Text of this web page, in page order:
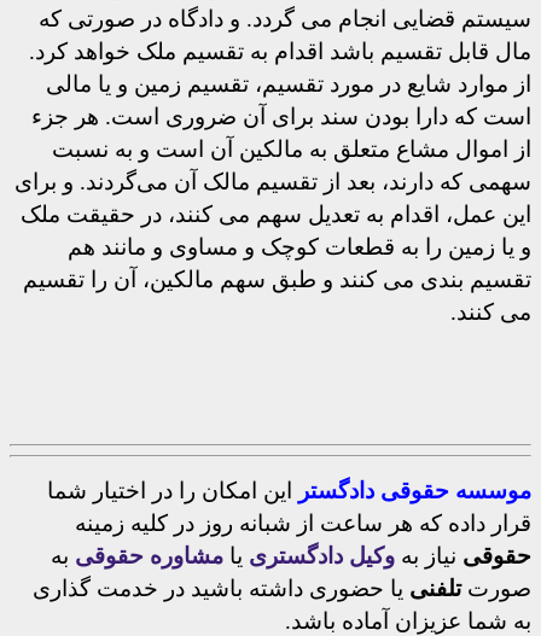
سیستم قضایی انجام می گردد. و دادگاه در صورتی که
مال قابل تقسیم باشد اقدام به تقسیم ملک خواهد کرد.
از موارد شایع در مورد تقسیم، تقسیم زمین و یا مالی
است که دارا بودن سند برای آن ضروری است. هر جزء
از اموال مشاع متعلق به مالکین آن است و به نسبت
سهمی که دارند، بعد از تقسیم مالک آن می‌گردند. و برای
این عمل، اقدام به تعدیل سهم می کنند، در حقیقت ملک
و یا زمین را به قطعات کوچک و مساوی و مانند هم
تقسیم بندی می کنند و طبق سهم مالکین، آن را تقسیم
می کنند.
موسسه حقوقی دادگستر
این امکان را در اختیار شما
قرار داده که هر ساعت از شبانه روز در کلیه زمینه
حقوقی نیاز به وکیل دادگستری یا مشاوره حقوقی به
صورتتلفنی یا حضوری داشته باشید در خدمت گذاری
به شما عزیزان آماده باشد.